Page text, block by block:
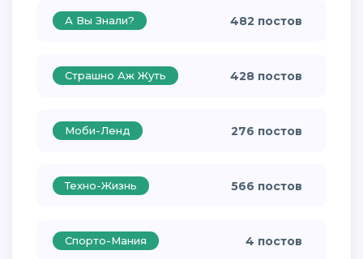
А Вы Знали? 482 постов
Страшно Аж Жуть 428 постов
Моби-Ленд 276 постов
Техно-Жизнь 566 постов
Спорто-Мания 4 постов